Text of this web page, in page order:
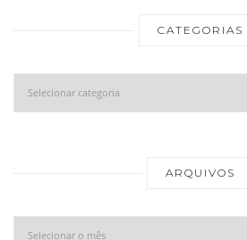
CATEGORIAS
Categorias
ARQUIVOS